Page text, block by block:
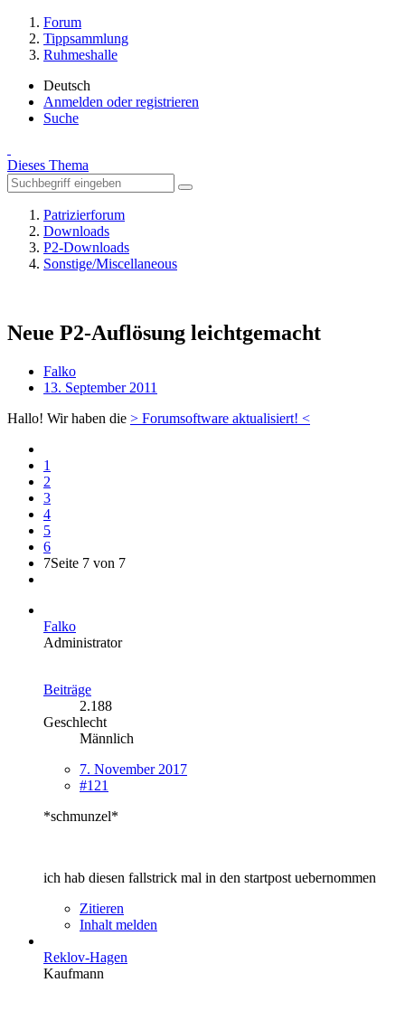
Forum
Tippsammlung
Ruhmeshalle
Deutsch
Anmelden oder registrieren
Suche
Dieses Thema
Patrizierforum
Downloads
P2-Downloads
Sonstige/Miscellaneous
Neue P2-Auflösung leichtgemacht
Falko
13. September 2011
Hallo! Wir haben die > Forumsoftware aktualisiert! <
1
2
3
4
5
6
7Seite 7 von 7
Falko
Administrator
Beiträge
2.188
Geschlecht
Männlich
7. November 2017
#121
*schmunzel*
ich hab diesen fallstrick mal in den startpost uebernommen
Zitieren
Inhalt melden
Reklov-Hagen
Kaufmann